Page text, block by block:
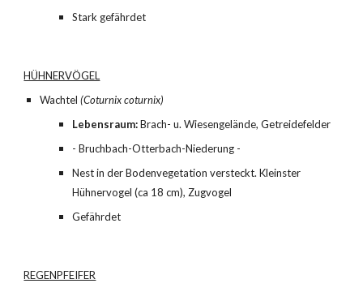
Stark gefährdet
HÜHNERVÖGEL
Wachtel (Coturnix coturnix)
Lebensraum: Brach- u. Wiesengelände, Getreidefelder
- Bruchbach-Otterbach-Niederung -
Nest in der Bodenvegetation versteckt. Kleinster
Hühnervogel (ca 18 cm), Zugvogel
Gefährdet
REGENPFEIFER